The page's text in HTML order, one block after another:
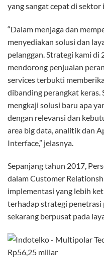
yang sangat cepat di
“Dalam menjaga dan
menyediakan solusi dan
pelanggan. Strategi kami
mendorong penjualan
services terbukti
dibanding perangkat keras.
mengkaji solusi baru apa
dengan relevansi dan
area big data, analitik dan
Interface,” jelasnya.
Sepanjang tahun 2017,
dalam Customer
implementasi yang lebih
terhadap strategi penetrasi
sekarang berpusat pada